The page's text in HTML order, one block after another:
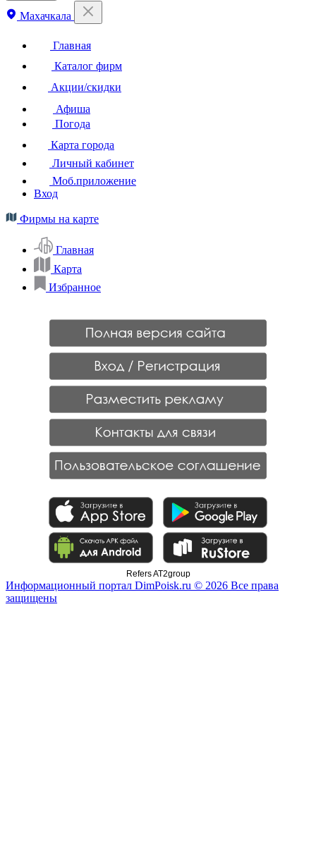
Махачкала
Главная
Каталог фирм
Акции/скидки
Афиша
Погода
Карта города
Личный кабинет
Моб.приложение
Вход
Фирмы на карте
Главная
Карта
Избранное
Refers AT2group
Информационный портал DimPoisk.ru © 2026 Все права
защищены